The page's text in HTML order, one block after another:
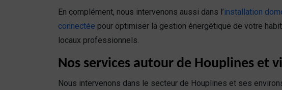
En complément, nous intervenons aussi dans l’installation
connectée pour optimiser la gestion énergétique de votre
locaux professionnels.
Nos services autour de Houplines et
Nous intervenons dans le secteur de Houplines et ses